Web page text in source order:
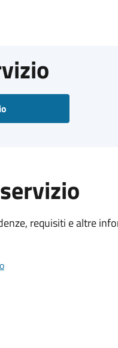
requisiti e altre